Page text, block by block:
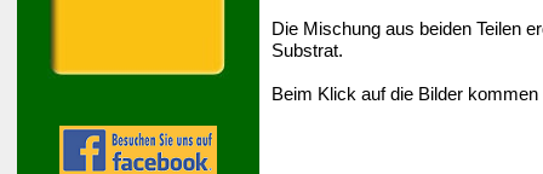
Die Mischung aus beiden Teilen
Substrat.
Beim Klick auf die Bilder